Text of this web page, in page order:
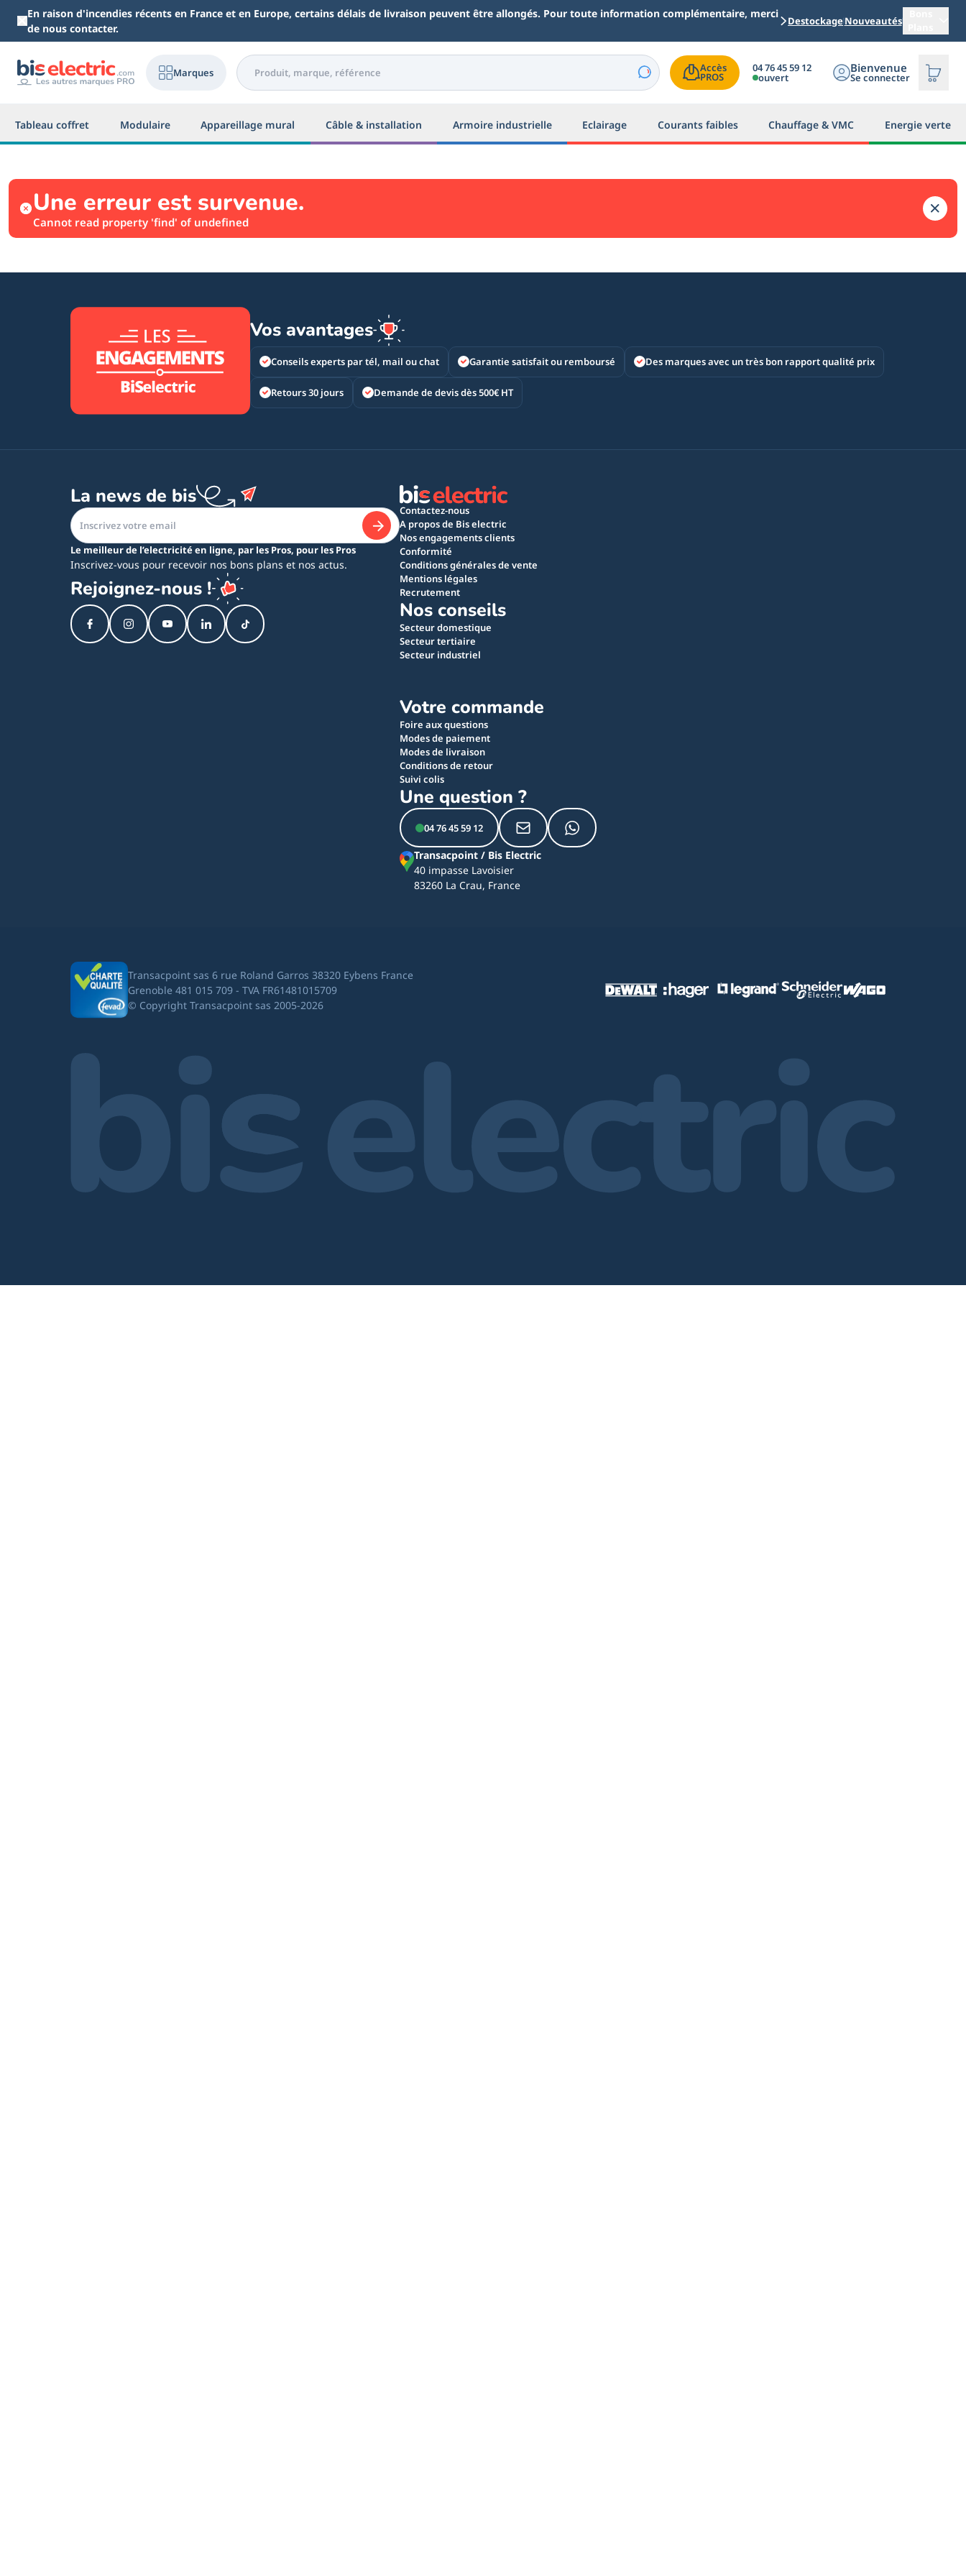
Aller au contenu principal
En raison d'incendies récents en France et en Europe, certains délais de livraison peuvent être allongés. Pour toute information complémentaire, merci
de nous contacter.
DestockageNouveautés
Marques Accès
PROS
04 76 45 59 12
ouvert
Bienvenue
Se connecter
Tableau coffret Modulaire Appareillage mural Câble & installation Armoire industrielle Eclairage Courants faibles Chauffage & VMC Energie verte
Une erreur est survenue.
Cannot read property 'find' of undefined
Vos avantages
Conseils experts par tél, mail ou chat Garantie satisfait ou remboursé Des marques avec un très bon rapport qualité prix
Retours 30 jours Demande de devis dès 500€ HT
La news de bis
Le meilleur de l’electricité en ligne, par les Pros, pour les Pros
Inscrivez-vous pour recevoir nos bons plans et nos actus.
Rejoignez-nous !
Contactez-nous
A propos de Bis electric
Nos engagements clients
Conformité
Conditions générales de vente
Mentions légales
Recrutement
Nos conseils
Secteur domestique
Secteur tertiaire
Secteur industriel
Votre commande
Foire aux questions
Modes de paiement
Modes de livraison
Conditions de retour
Suivi colis
Une question ?
04 76 45 59 12
Transacpoint / Bis Electric
40 impasse Lavoisier
83260 La Crau, France
Transacpoint sas 6 rue Roland Garros 38320 Eybens France
Grenoble 481 015 709 - TVA FR61481015709
© Copyright Transacpoint sas 2005-2026